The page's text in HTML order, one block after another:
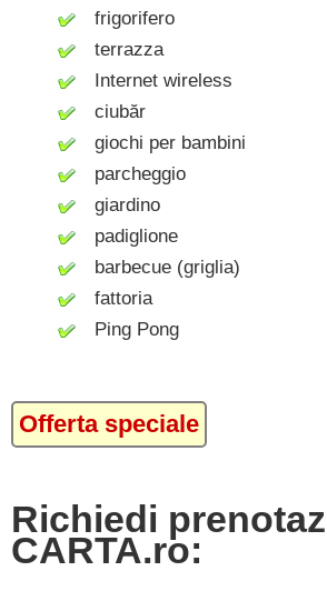
frigorifero
terrazza
Internet wireless
ciubăr
giochi per bambini
parcheggio
giardino
padiglione
barbecue (griglia)
fattoria
Ping Pong
Offerta speciale
Richiedi
CARTA.ro: